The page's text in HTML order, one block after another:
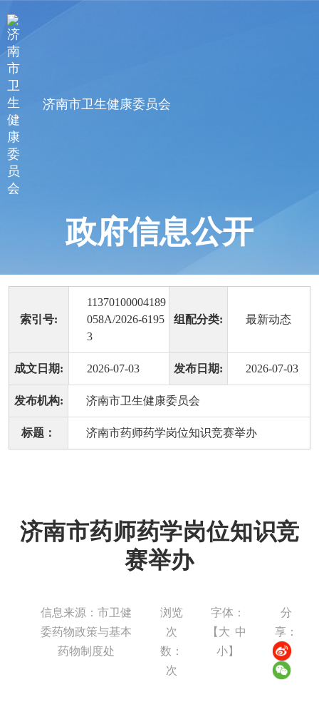
济南市卫生健康委员会
政府信息公开
索引号:
11370100004189
058A/2026-6195
3
组配分类: 最新动态
成文日期: 2026-07-03 发布日期: 2026-07-03
发布机构: 济南市卫生健康委员会
标题： 济南市药师药学岗位知识竞赛举办
济南市药师药学岗位知识竞
赛举办
信息来源：市卫健
委药物政策与基本
药物制度处
浏览
次
数：
次
字体：
【 大 中
小】
分
享：